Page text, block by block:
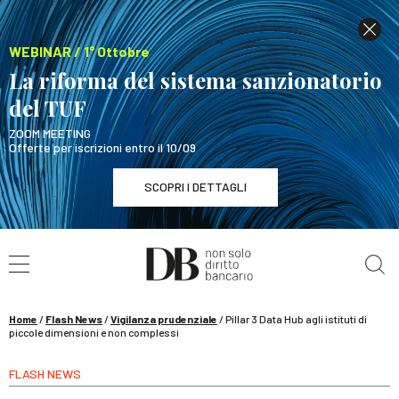
WEBINAR / 1° Ottobre
La riforma del sistema sanzionatorio
del TUF
ZOOM MEETING
Offerte per iscrizioni entro il 10/09
SCOPRI I DETTAGLI
WEBINAR / 1° Ottobre
La riforma del sistema sanzionatorio del TUF
Home / Flash News/Vigilanza prudenziale /Pillar 3 Data Hub agli istituti di
piccole dimensioni e non complessi
FLASH NEWS